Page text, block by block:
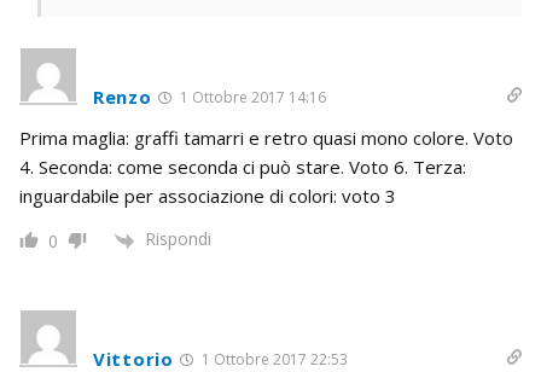
Renzo 1 Ottobre 2017 14:16
Prima maglia: graffi tamarri e retro quasi mono colore. Voto
4. Seconda: come seconda ci può stare. Voto 6. Terza:
inguardabile per associazione di colori: voto 3
0 Rispondi
Vittorio 1 Ottobre 2017 22:53